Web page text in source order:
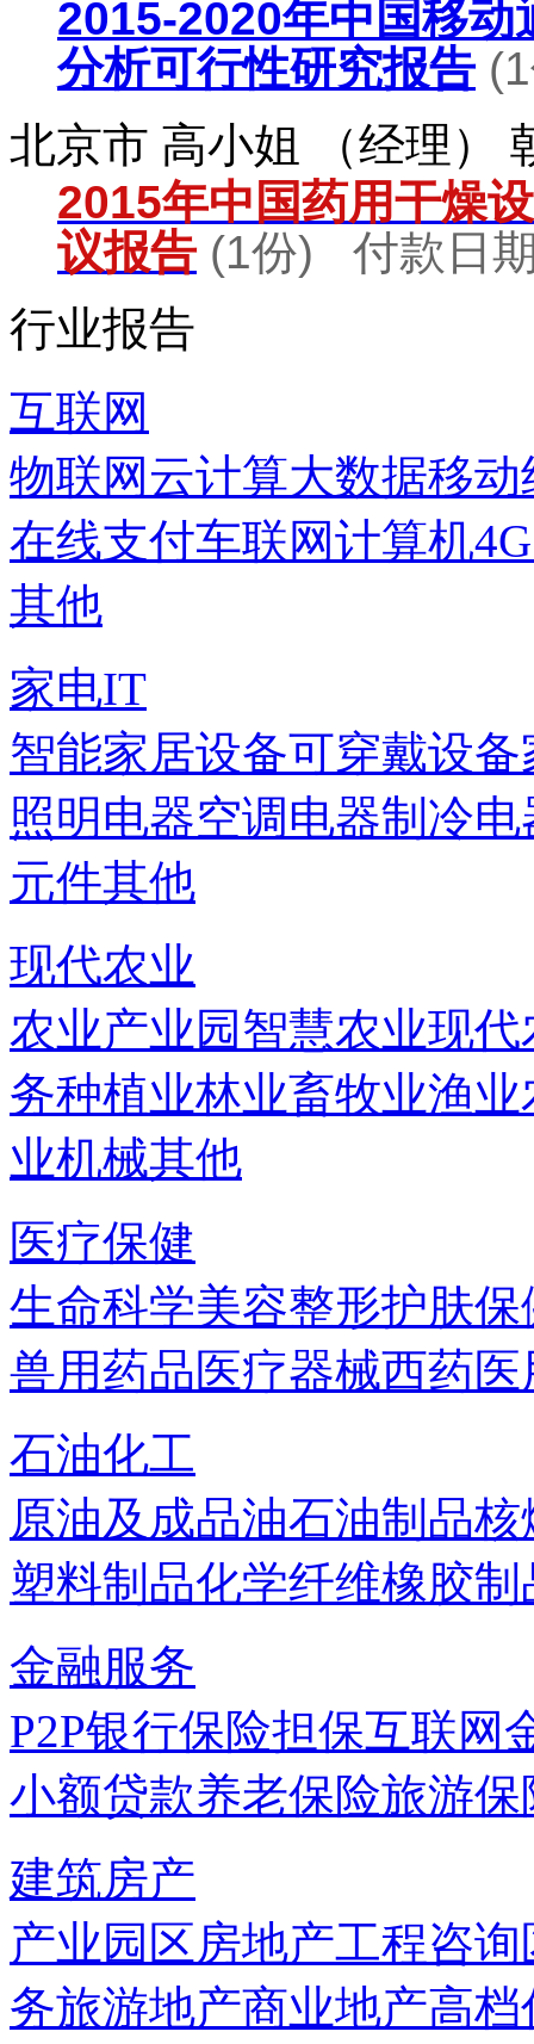
2015-2020年中国移
分析可行性研究报告(1
北京市 高小姐 （经理）
2015年中国药用干燥
议报告 (1份) 付款日
行业报告
互联网
物联网 云计算大数据移动
在线支付车联网计算机
其他
家电IT
智能家居设备可穿戴设备
照明电器空调电器制冷电
元件其他
现代农业
农业产业园智慧农业现代
务种植业林业畜牧业渔业
业机械其他
医疗保健
生命科学美容整形护肤保
兽用药品医疗器械西药
石油化工
原油及成品油石油制品核
塑料制品化学纤维橡胶制
金融服务
P2P银行保险担保互联网
小额贷款养老保险旅游保
建筑房产
产业园区房地产工程咨询
务旅游地产商业地产高档